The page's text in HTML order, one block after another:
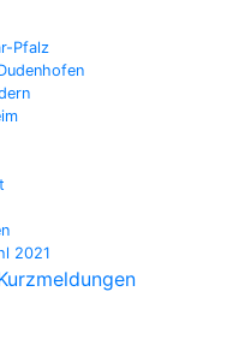
Pfalz
2021